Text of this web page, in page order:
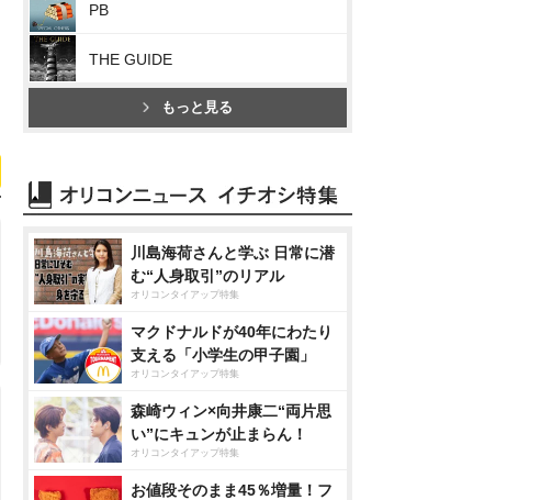
PB
THE GUIDE
もっと見る
川島海荷さんと学ぶ 日常に潜
む“人身取引”のリアル
オリコンタイアップ特集
マクドナルドが40年にわたり
支える「小学生の甲子園」
オリコンタイアップ特集
森崎ウィン×向井康二“両片思
い”にキュンが止まらん！
オリコンタイアップ特集
お値段そのまま45％増量！フ